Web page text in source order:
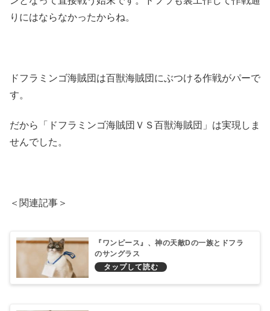
りにはならなかったからね。
ドフラミンゴ海賊団は百獣海賊団にぶつける作戦がパーで
す。
だから「ドフラミンゴ海賊団ＶＳ百獣海賊団」は実現しま
せんでした。
＜関連記事＞
『ワンピース』、神の天敵Dの一族とドフラ
のサングラス